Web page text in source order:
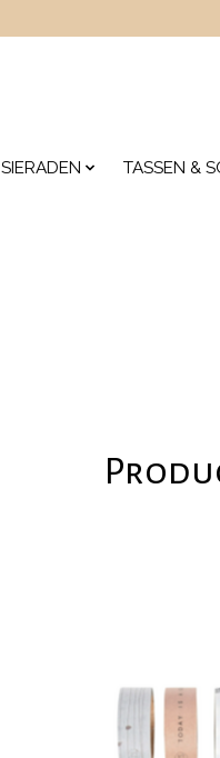
SIERADEN TASSEN &